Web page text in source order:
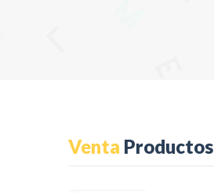
Venta Productos